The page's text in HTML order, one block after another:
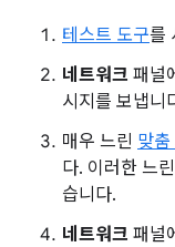
테스트 도구를
네트워크 패널
시지를 보냅니
매우 느린 맞춤
다. 이러한 느
습니다.
네트워크 패널